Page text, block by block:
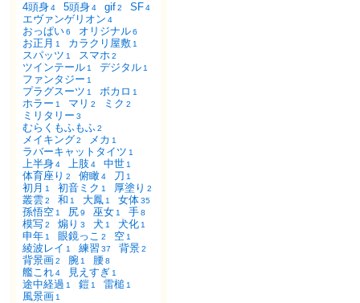
4頭身4 5頭身4 gif2 SF4
エヴァンゲリオン 4
おっぱい6 オリジナル6
お正月 1 カラクリ屋敷 1
スパッツ 1 スマホ 2
ツインテール 1 デジタル 1
ファンタジー 1
プラグスーツ 1 ボカロ 1
ホラー 1 マリ 2 ミク 2
ミリタリー 3
むらくもふもふ2
メイキング2 メカ 1
ラバーキャットタイツ 1
上半身4 上肢 4 中世 1
体育座り 2 俯瞰4 刀 1
初月 1 初音ミク 1 厚塗り 2
叢雲2 和 1 大鳳 1 女体35
孫悟空 1 尻9 巫女 1 手8
模写2 煽り 3 犬 1 犬化 1
申年 1 眼鏡っこ 2 空 1
綾波レイ 1 練習 37 背景2
背景画2 腕 1 腰8
艦これ4 見えすぎ 1
途中経過 1 鎧 1 雷槌 1
風景画 1